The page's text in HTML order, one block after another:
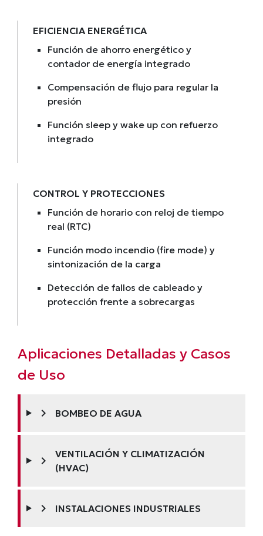
EFICIENCIA ENERGÉTICA
Función de ahorro energético y
contador de energía integrado
Compensación de flujo para regular la
presión
Función sleep y wake up con refuerzo
integrado
CONTROL Y PROTECCIONES
Función de horario con reloj de tiempo
real (RTC)
Función modo incendio (fire mode) y
sintonización de la carga
Detección de fallos de cableado y
protección frente a sobrecargas
Aplicaciones Detalladas y Casos
de Uso
chevron_right BOMBEO DE AGUA
chevron_right
VENTILACIÓN Y CLIMATIZACIÓN
(HVAC)
chevron_right INSTALACIONES INDUSTRIALES